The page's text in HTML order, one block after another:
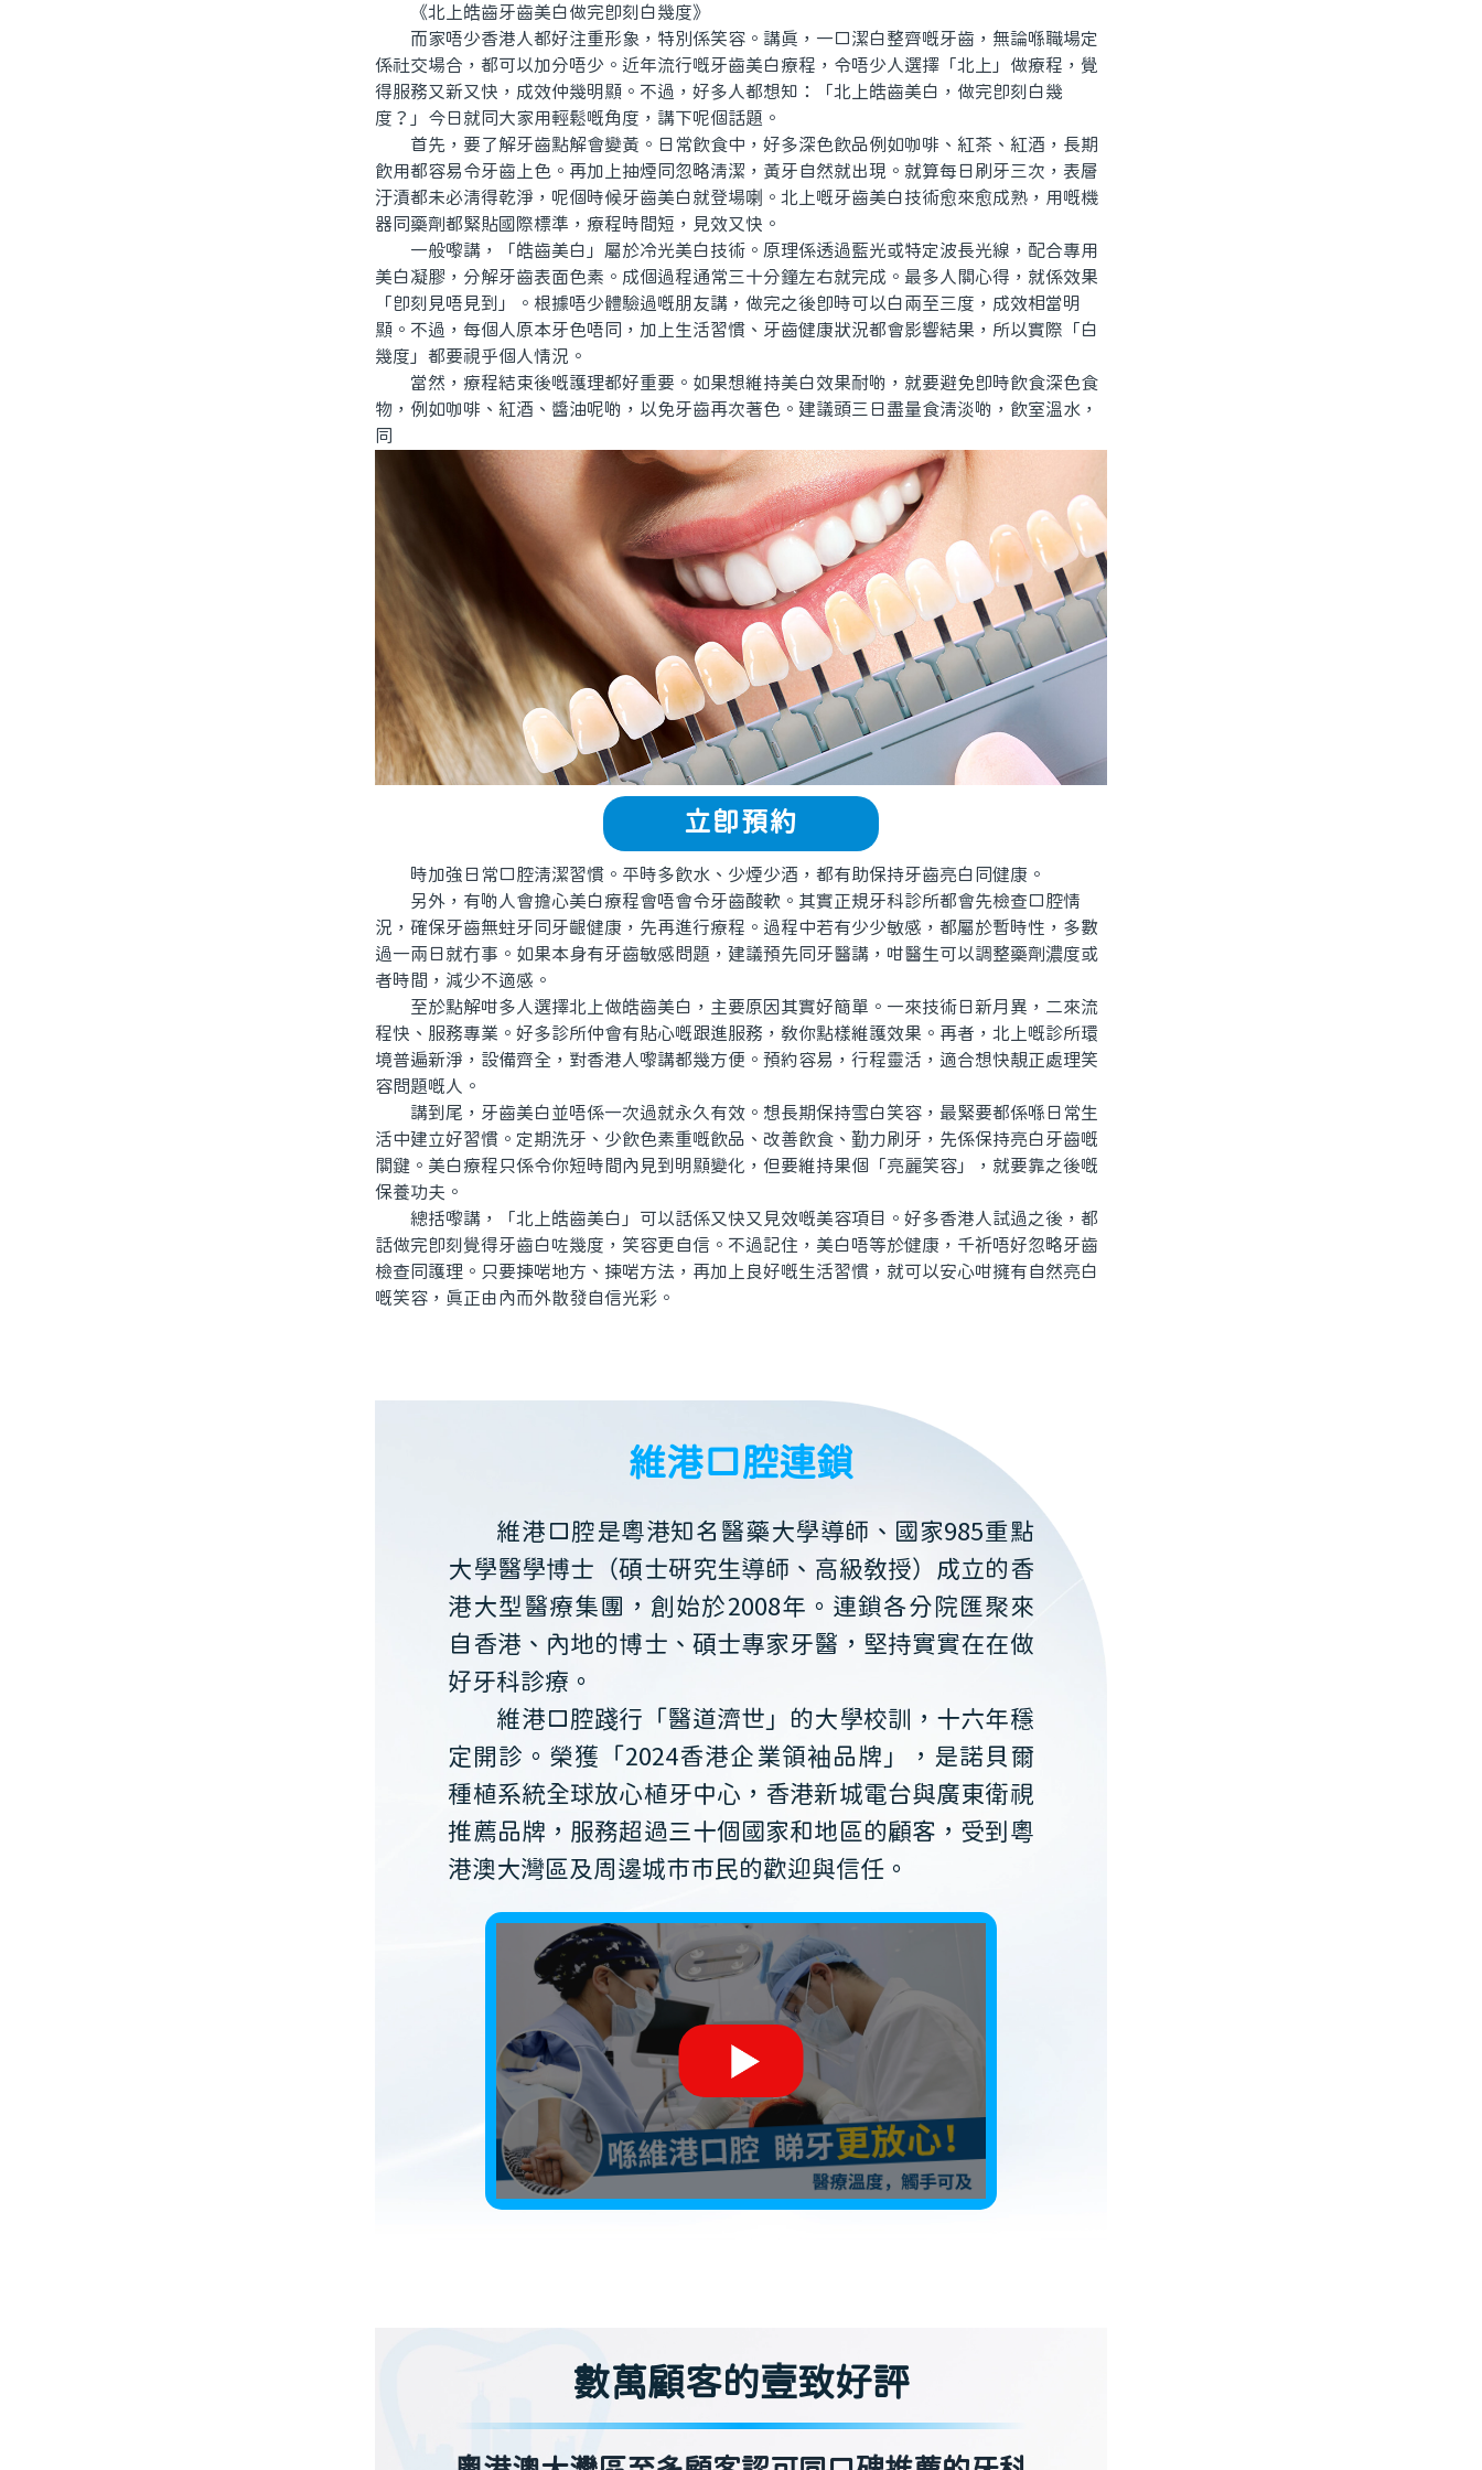
《北上皓齒牙齒美白做完即刻白幾度》
而家唔少香港人都好注重形象，特別係笑容。講真，一口潔白整齊嘅牙齒，無論喺職場定
係社交場合，都可以加分唔少。近年流行嘅牙齒美白療程，令唔少人選擇「北上」做療程，覺
得服務又新又快，成效仲幾明顯。不過，好多人都想知：「北上皓齒美白，做完即刻白幾
度？」今日就同大家用輕鬆嘅角度，講下呢個話題。
首先，要了解牙齒點解會變黃。日常飲食中，好多深色飲品例如咖啡、紅茶、紅酒，長期
飲用都容易令牙齒上色。再加上抽煙同忽略清潔，黃牙自然就出現。就算每日刷牙三次，表層
汙漬都未必清得乾淨，呢個時候牙齒美白就登場喇。北上嘅牙齒美白技術愈來愈成熟，用嘅機
器同藥劑都緊貼國際標準，療程時間短，見效又快。
一般嚟講，「皓齒美白」屬於冷光美白技術。原理係透過藍光或特定波長光線，配合專用
美白凝膠，分解牙齒表面色素。成個過程通常三十分鐘左右就完成。最多人關心得，就係效果
「即刻見唔見到」。根據唔少體驗過嘅朋友講，做完之後即時可以白兩至三度，成效相當明
顯。不過，每個人原本牙色唔同，加上生活習慣、牙齒健康狀況都會影響結果，所以實際「白
幾度」都要視乎個人情況。
當然，療程結束後嘅護理都好重要。如果想維持美白效果耐啲，就要避免即時飲食深色食
物，例如咖啡、紅酒、醬油呢啲，以免牙齒再次著色。建議頭三日盡量食清淡啲，飲室溫水，
同
立即預約
時加強日常口腔清潔習慣。平時多飲水、少煙少酒，都有助保持牙齒亮白同健康。
另外，有啲人會擔心美白療程會唔會令牙齒酸軟。其實正規牙科診所都會先檢查口腔情
況，確保牙齒無蛀牙同牙齦健康，先再進行療程。過程中若有少少敏感，都屬於暫時性，多數
過一兩日就冇事。如果本身有牙齒敏感問題，建議預先同牙醫講，咁醫生可以調整藥劑濃度或
者時間，減少不適感。
至於點解咁多人選擇北上做皓齒美白，主要原因其實好簡單。一來技術日新月異，二來流
程快、服務專業。好多診所仲會有貼心嘅跟進服務，教你點樣維護效果。再者，北上嘅診所環
境普遍新淨，設備齊全，對香港人嚟講都幾方便。預約容易，行程靈活，適合想快靚正處理笑
容問題嘅人。
講到尾，牙齒美白並唔係一次過就永久有效。想長期保持雪白笑容，最緊要都係喺日常生
活中建立好習慣。定期洗牙、少飲色素重嘅飲品、改善飲食、勤力刷牙，先係保持亮白牙齒嘅
關鍵。美白療程只係令你短時間內見到明顯變化，但要維持果個「亮麗笑容」，就要靠之後嘅
保養功夫。
總括嚟講，「北上皓齒美白」可以話係又快又見效嘅美容項目。好多香港人試過之後，都
話做完即刻覺得牙齒白咗幾度，笑容更自信。不過記住，美白唔等於健康，千祈唔好忽略牙齒
檢查同護理。只要揀啱地方、揀啱方法，再加上良好嘅生活習慣，就可以安心咁擁有自然亮白
嘅笑容，真正由內而外散發自信光彩。
維港口腔連鎖
維港口腔是粵港知名醫藥大學導師、國家985重點
大學醫學博士（碩士研究生導師、高級教授）成立的香
港大型醫療集團，創始於2008年。連鎖各分院匯聚來
自香港、內地的博士、碩士專家牙醫，堅持實實在在做
好牙科診療。
維港口腔踐行「醫道濟世」的大學校訓，十六年穩
定開診。榮獲「2024香港企業領袖品牌」，是諾貝爾
種植系統全球放心植牙中心，香港新城電台與廣東衛視
推薦品牌，服務超過三十個國家和地區的顧客，受到粵
港澳大灣區及周邊城市市民的歡迎與信任。
數萬顧客的壹致好評